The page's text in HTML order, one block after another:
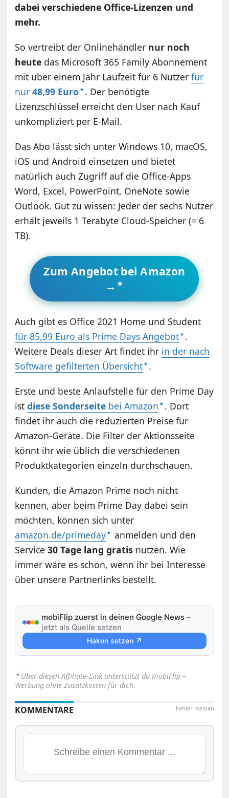
dabei verschiedene Office-Lizenzen und
mehr.
So vertreibt der Onlinehändler nur noch
heute das Microsoft 365 Family Abonnement
mit über einem Jahr Laufzeit für 6 Nutzerfür
nur48,99 Euro . Der benötigte
Lizenzschlüssel erreicht den User nach Kauf
unkompliziert per E-Mail.
Das Abo lässt sich unter Windows 10, macOS,
iOS und Android einsetzen und bietet
natürlich auch Zugriff auf die Office-Apps
Word, Excel, PowerPoint, OneNote sowie
Outlook. Gut zu wissen: Jeder der sechs Nutzer
erhält jeweils 1 Terabyte Cloud-Speicher (= 6
TB).
Zum Angebot bei Amazon
→
Auch gibt es Office 2021 Home und Student
für 85,99 Euro als Prime Days Angebot .
Weitere Deals dieser Art findet ihr in der nach
Software gefilterten Übersicht .
Erste und beste Anlaufstelle für den Prime Day
istdiese Sonderseite bei Amazon . Dort
findet ihr auch die reduzierten Preise für
Amazon-Geräte. Die Filter der Aktionsseite
könnt ihr wie üblich die verschiedenen
Produktkategorien einzeln durchschauen.
Kunden, die Amazon Prime noch nicht
kennen, aber beim Prime Day dabei sein
möchten, können sich unter
amazon.de/primeday
anmelden und den
Service30 Tage lang gratis nutzen. Wie
immer wäre es schön, wenn ihr bei Interesse
über unsere Partnerlinks bestellt.
mobiFlip zuerst in deinen Google News –
jetzt als Quelle setzen
Haken setzen ↗
⋆ Über diesen Affiliate-Link unterstützt du mobiFlip –
Werbung ohne Zusatzkosten für dich.
Fehler melden
KOMMENTARE